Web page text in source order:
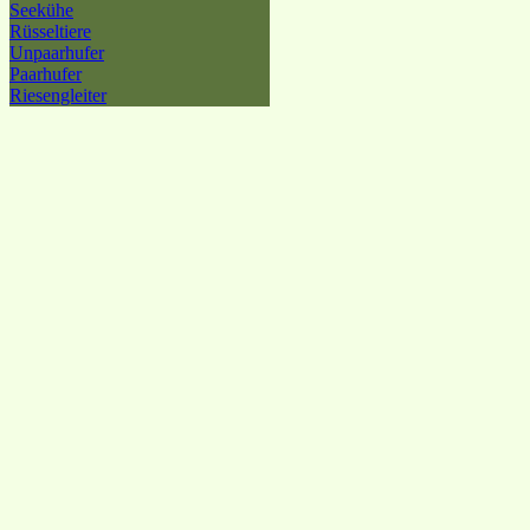
Seekühe
Rüsseltiere
Unpaarhufer
Paarhufer
Riesengleiter